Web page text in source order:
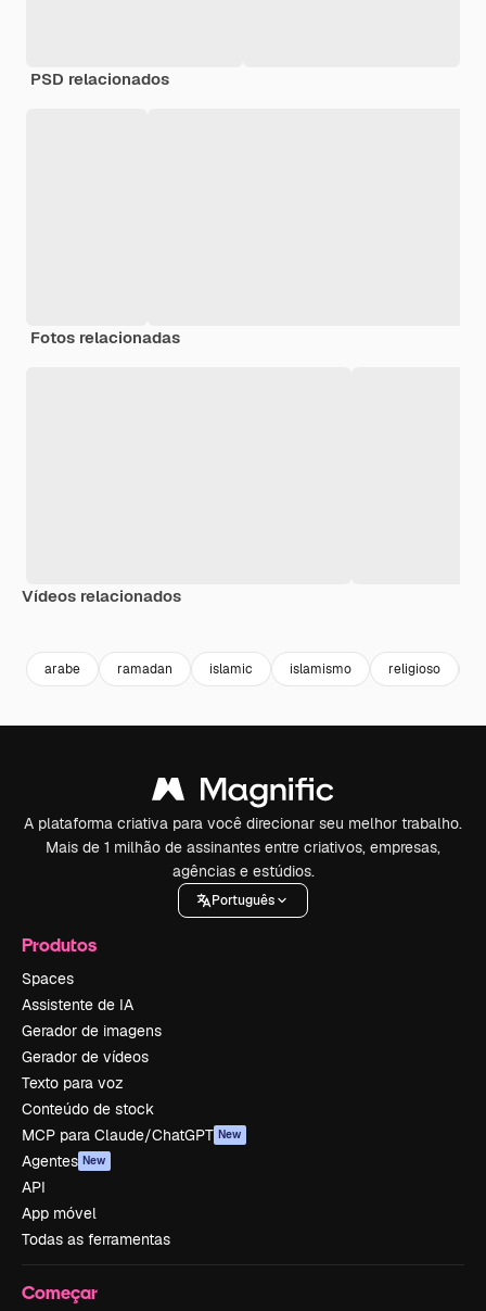
PSD relacionados
Fotos relacionadas
Vídeos relacionados
arabe ramadan islamic islamismo religioso
A plataforma criativa para você direcionar seu melhor trabalho.
Mais de 1 milhão de assinantes entre criativos, empresas,
agências e estúdios.
Português
Produtos
Spaces
Assistente de IA
Gerador de imagens
Gerador de vídeos
Texto para voz
Conteúdo de stock
MCP para Claude/ChatGPT New
Agentes New
API
App móvel
Todas as ferramentas
Começar